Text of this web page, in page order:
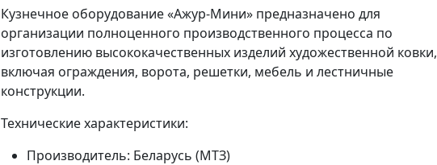
Кузнечное оборудование «Ажур-Мини» предназначено для
организации полноценного производственного процесса по
изготовлению высококачественных изделий художественной ковки,
включая ограждения, ворота, решетки, мебель и лестничные
конструкции.
Технические характеристики:
Производитель: Беларусь (МТЗ)